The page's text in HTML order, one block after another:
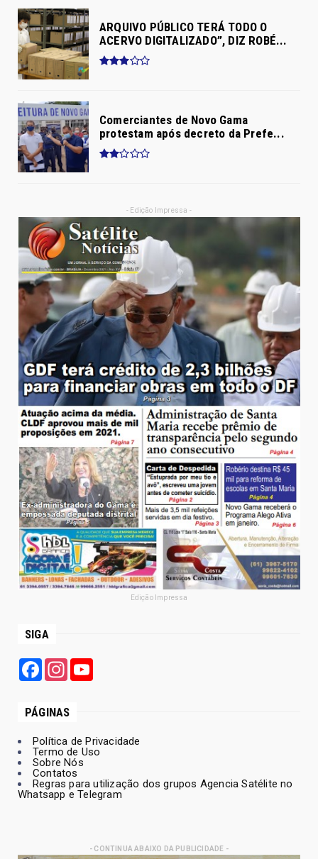
ARQUIVO PÚBLICO TERÁ TODO O
ACERVO DIGITALIZADO”, DIZ ROBÉ...
Comerciantes de Novo Gama
protestam após decreto da Prefe...
- Edição Impressa -
Edição Impressa
SIGA
FacebookInstagram
PÁGINAS
Política de Privacidade
Termo de Uso
Sobre Nós
Contatos
Regras para utilização dos grupos Agencia Satélite no
Whatsapp e Telegram
- CONTINUA ABAIXO DA PUBLICIDADE -